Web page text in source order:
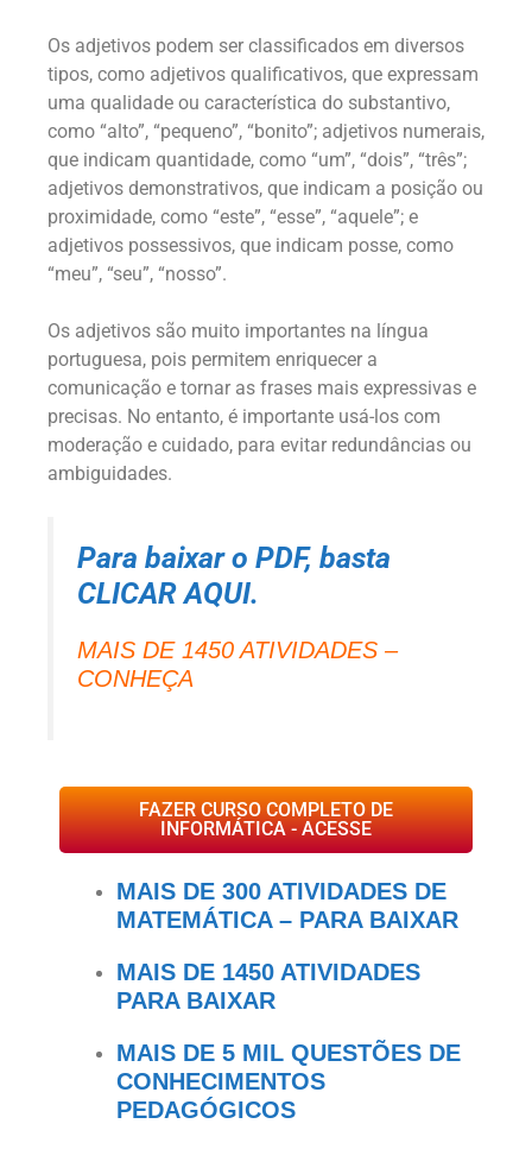
Os adjetivos podem ser classificados em diversos
tipos, como adjetivos qualificativos, que expressam
uma qualidade ou característica do substantivo,
como “alto”, “pequeno”, “bonito”; adjetivos numerais,
que indicam quantidade, como “um”, “dois”, “três”;
adjetivos demonstrativos, que indicam a posição ou
proximidade, como “este”, “esse”, “aquele”; e
adjetivos possessivos, que indicam posse, como
“meu”, “seu”, “nosso”.
Os adjetivos são muito importantes na língua
portuguesa, pois permitem enriquecer a
comunicação e tornar as frases mais expressivas e
precisas. No entanto, é importante usá-los com
moderação e cuidado, para evitar redundâncias ou
ambiguidades.
Para baixar o PDF, basta
CLICAR AQUI.
MAIS DE 1450 ATIVIDADES –
CONHEÇA
FAZER CURSO COMPLETO DE
INFORMÁTICA - ACESSE
MAIS DE 300 ATIVIDADES DE
MATEMÁTICA – PARA BAIXAR
MAIS DE 1450 ATIVIDADES
PARA BAIXAR
MAIS DE 5 MIL QUESTÕES DE
CONHECIMENTOS
PEDAGÓGICOS